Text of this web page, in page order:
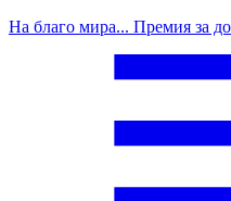
На благо мира... Премия за